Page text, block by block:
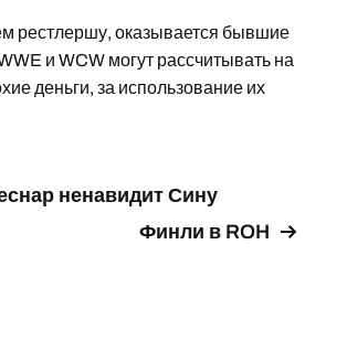
рестлершу, оказывается бывшие
и WCW могут рассчитывать на
деньги, за использование их
ненавидит Сину
Финли в ROH